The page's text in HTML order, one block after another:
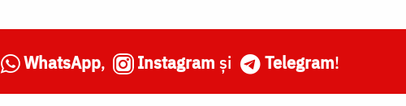
WhatsApp, Instagram și Telegram!